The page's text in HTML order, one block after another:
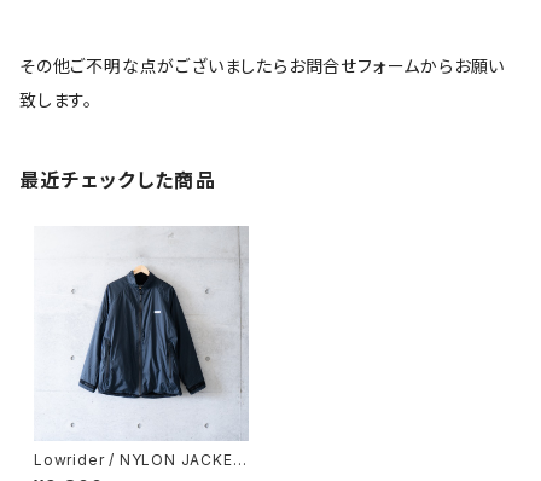
その他ご不明な点がございましたらお問合せフォームからお願い
致します。
最近チェックした商品
Lowrider / NYLON JACKET